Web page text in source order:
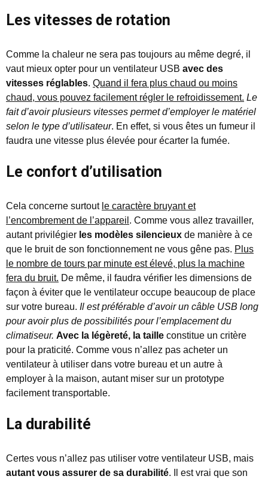
Les vitesses de rotation
Comme la chaleur ne sera pas toujours au même degré, il
vaut mieux opter pour un ventilateur USB avec des
vitesses réglables. Quand il fera plus chaud ou moins
chaud, vous pouvez facilement régler le refroidissement. Le
fait d’avoir plusieurs vitesses permet d’employer le matériel
selon le type d’utilisateur. En effet, si vous êtes un fumeur il
faudra une vitesse plus élevée pour écarter la fumée.
Le confort d’utilisation
Cela concerne surtout le caractère bruyant et
l’encombrement de l’appareil . Comme vous allez travailler,
autant privilégier les modèles silencieux de manière à ce
que le bruit de son fonctionnement ne vous gêne pas. Plus
le nombre de tours par minute est élevé, plus la machine
fera du bruit. De même, il faudra vérifier les dimensions de
façon à éviter que le ventilateur occupe beaucoup de place
sur votre bureau. Il est préférable d’avoir un câble USB long
pour avoir plus de possibilités pour l’emplacement du
climatiseur. Avec la légèreté, la taille constitue un critère
pour la praticité. Comme vous n’allez pas acheter un
ventilateur à utiliser dans votre bureau et un autre à
employer à la maison, autant miser sur un prototype
facilement transportable.
La durabilité
Certes vous n’allez pas utiliser votre ventilateur USB, mais
autant vous assurer de sa durabilité. Il est vrai que son